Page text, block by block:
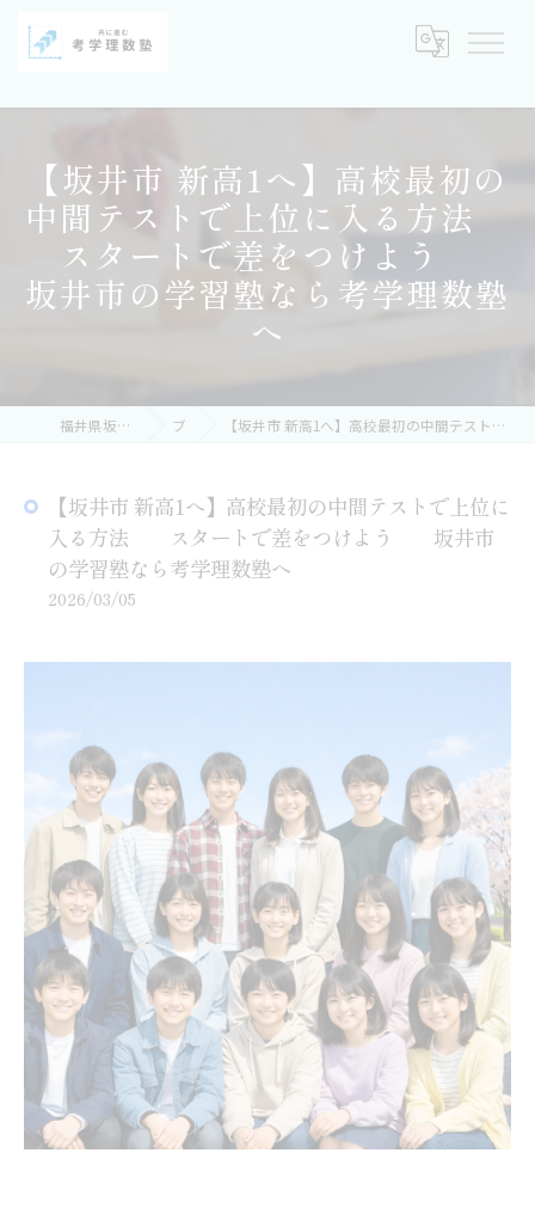
【坂井市 新高1へ】高校最初の
中間テストで上位に入る方法
スタートで差をつけよう
坂井市の学習塾なら考学理数塾
へ
福井県坂井市の塾なら考学理数塾 ブログ 【坂井市 新高1へ】高校最初の中間テストで上位に入る方法 スタートで差をつけよう 坂井市の学習塾なら考学理数塾へ
【坂井市 新高1へ】高校最初の中間テストで上位に
入る方法 スタートで差をつけよう 坂井市
の学習塾なら考学理数塾へ
2026/03/05